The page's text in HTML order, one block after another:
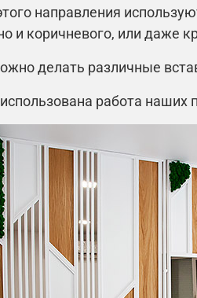
направления
и коричневого, или даже
делать различные
работа наших